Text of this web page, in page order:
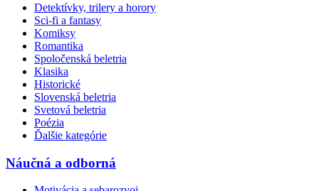
Detektívky, trilery a horory
Sci-fi a fantasy
Komiksy
Romantika
Spoločenská beletria
Klasika
Historické
Slovenská beletria
Svetová beletria
Poézia
Ďalšie kategórie
Náučná a odborná